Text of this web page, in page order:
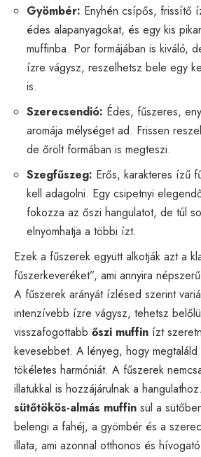
Gyömbér: Enyhén csípős, frissítő
édes alapanyagokat, és egy kis
muffinba. Por formájában is kiváló,
ízre vágysz, reszelhetsz bele egy
is.
Szerecsendió: Édes, fűszeres,
aromája mélységet ad. Frissen
de őrölt formában is megteszi.
Szegfűszeg: Erős, karakteres ízű
kell adagolni. Egy csipetnyi
fokozza az őszi hangulatot, de túl
elnyomhatja a többi ízt.
Ezek a fűszerek együtt alkotják azt a
fűszerkeveréket”, ami annyira
A fűszerek arányát ízlésed szerint
intenzívebb ízre vágysz, tehetsz
visszafogottabb őszi muffin ízt
kevesebbet. A lényeg, hogy megtaláld
tökéletes harmóniát. A fűszerek
illatukkal is hozzájárulnak a
sütőtökös-almás muffin sül a
belengi a fahéj, a gyömbér és a
illata, ami azonnal otthonos és